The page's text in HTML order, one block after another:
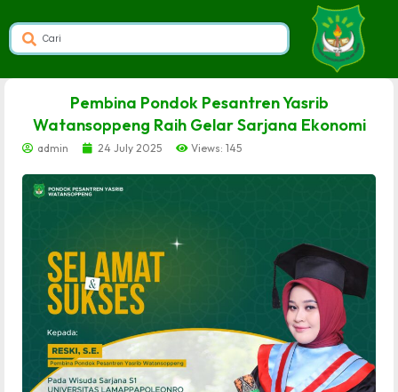
Pembina Pondok Pesantren Yasrib
Watansoppeng Raih Gelar Sarjana Ekonomi
admin 24 July 2025 Views: 145